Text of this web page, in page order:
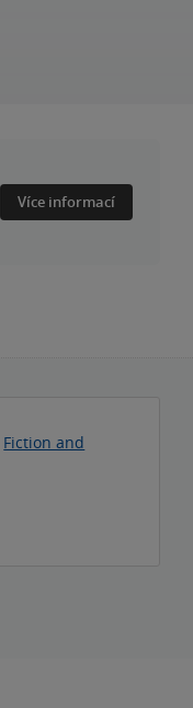
Více informací
Fiction and